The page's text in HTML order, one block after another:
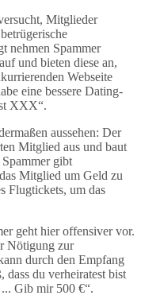
Mitglieder
nehmen Spammer
und bieten diese an,
Webseite
eine bessere Dating-
XXX“.
aussehen: Der
Mitglied aus und baut
gibt
Mitglied um Geld zu
Flugtickets, um das
geht hier offensiver vor.
Nötigung zur
durch den Empfang
du verheiratest bist
Gib mir 500 €“.